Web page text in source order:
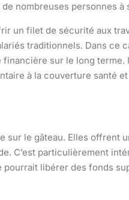
nombreuses personnes
un filet de sécurité aux
traditionnels. Dans ce
sur le long
à la couverture santé
sur le gâteau. Elles offrent
C’est particulièrement
pourrait libérer des fonds